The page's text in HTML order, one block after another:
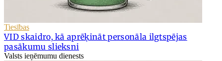
Tiesības
VID skaidro, kā aprēķināt personāla ilgtspējas
pasākumu slieksni
Valsts ieņēmumu dienests